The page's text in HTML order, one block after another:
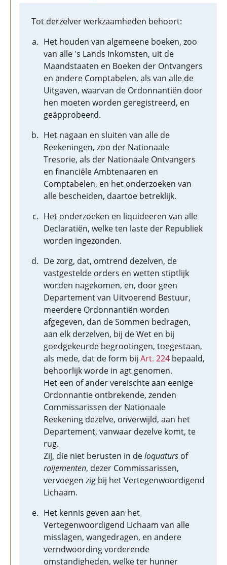
Tot derzelver werkzaamheden behoort:
Het houden van algemeene boeken, zoo
van alle 's Lands Inkomsten, uit de
Maandstaaten en Boeken der Ontvangers
en andere Comptabelen, als van alle de
Uitgaven, waarvan de Ordonnantiën door
hen moeten worden geregistreerd, en
geäpprobeerd.
Het nagaan en sluiten van alle de
Reekeningen, zoo der Nationaale
Tresorie, als der Nationaale Ontvangers
en financiële Ambtenaaren en
Comptabelen, en het onderzoeken van
alle bescheiden, daartoe betreklijk.
Het onderzoeken en liquideeren van alle
Declaratiën, welke ten laste der Republiek
worden ingezonden.
De zorg, dat, omtrend dezelven, de
vastgestelde orders en wetten stiptlijk
worden nagekomen, en, door geen
Departement van Uitvoerend Bestuur,
meerdere Ordonnantiën worden
afgegeven, dan de Sommen bedragen,
aan elk derzelven, bij de Wet en bij
goedgekeurde begrootingen, toegestaan,
als mede, dat de form bij Art. 224 bepaald,
behoorlijk worde in agt genomen.
Het een of ander vereischte aan eenige
Ordonnantie ontbrekende, zenden
Commissarissen der Nationaale
Reekening dezelve, onverwijld, aan het
Departement, vanwaar dezelve komt, te
rug.
Zij, die niet berusten in deloquaturs of
roijementen, dezer Commissarissen,
vervoegen zig bij het Vertegenwoordigend
Lichaam.
Het kennis geven aan het
Vertegenwoordigend Lichaam van alle
misslagen, wangedragen, en andere
verndwoording vorderende
omstandigheden, welke ter hunner